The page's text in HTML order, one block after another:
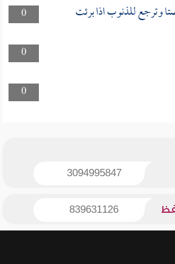
0
وترجع للذنوب اذا برئت
0
0
3094995847
839631126